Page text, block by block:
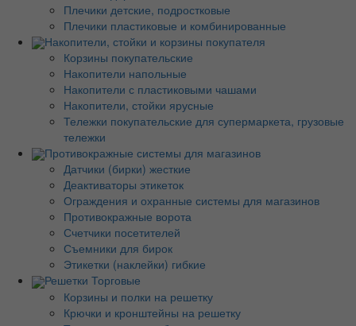
Плечики детские, подростковые
Плечики пластиковые и комбинированные
Накопители, стойки и корзины покупателя
Корзины покупательские
Накопители напольные
Накопители с пластиковыми чашами
Накопители, стойки ярусные
Тележки покупательские для супермаркета, грузовые
тележки
Противокражные системы для магазинов
Датчики (бирки) жесткие
Деактиваторы этикеток
Ограждения и охранные системы для магазинов
Противокражные ворота
Счетчики посетителей
Съемники для бирок
Этикетки (наклейки) гибкие
Решетки Торговые
Корзины и полки на решетку
Крючки и кронштейны на решетку